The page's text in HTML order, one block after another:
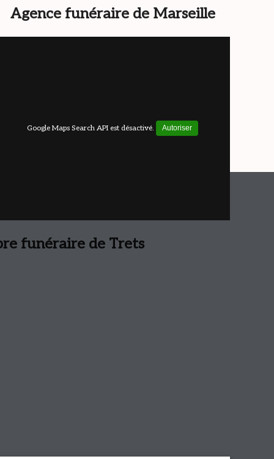
Agence funéraire de Marseille
Google Maps Search API est désactivé. Autoriser
funéraire de Trets